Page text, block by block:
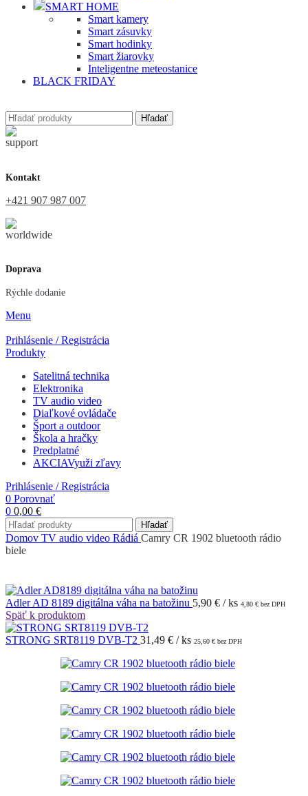
SMART HOME
Smart kamery
Smart zásuvky
Smart hodinky
Smart žiarovky
Inteligentne meteostanice
BLACK FRIDAY
Hľadať
Kontakt
+421 907 987 007
Doprava
Rýchle dodanie
Menu
Prihlásenie / Registrácia
Produkty
Satelitná technika
Elektronika
TV audio video
Diaľkové ovládače
Šport a outdoor
Škola a hračky
Predplatné
AKCIAVyuži zľavy
Prihlásenie / Registrácia
0 Porovnať
0 0,00 €
Hľadať
Domov TV audio video Rádiá Camry CR 1902 bluetooth rádio
biele
Adler AD 8189 digitálna váha na batožinu 5,90 € / ks 4,80 € bez DPH
Späť k produktom
STRONG SRT8119 DVB-T2 31,49 € / ks 25,60 € bez DPH